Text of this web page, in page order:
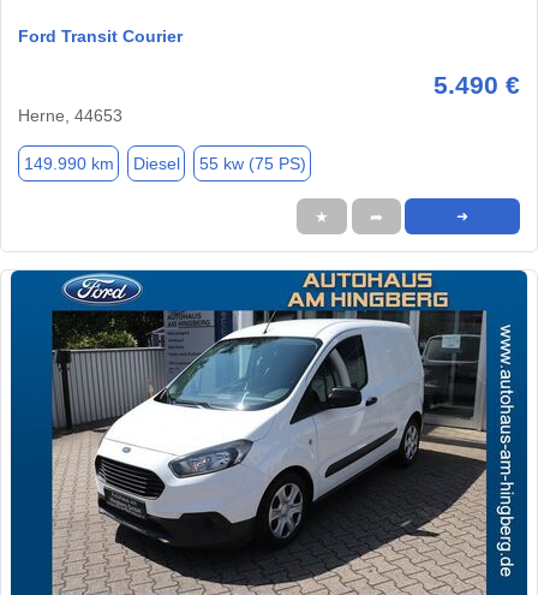
Ford Transit Courier
5.490 €
Herne, 44653
149.990 km Diesel 55 kw (75 PS)
★ ➦ ➜